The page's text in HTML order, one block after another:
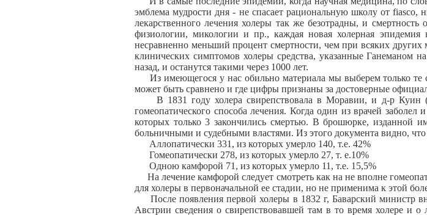
эмблема мудрости дня - не спасает рациональную школу от fiasco,
лекарственного лечения холеры так же безотрадны, и
физиологии, микологии и пр., каждая новая холерная эпидемия
несравненно меньший процент смертности, чем при всяких
клинических симптомов холеры средства, указанные Ганеманом
назад, и останутся такими через 1000 лет.
Из имеющегося у нас обильно материала мы выберем только те
может быть сравнено и где цифры признаны за достоверные
В 1831 году холера свирепствовала в Моравии, и д-р Куин
гомеопатического способа лечения. Когда один из врачей
которых только 3 закончились смертью. В брошюрке, изданной
больничными и судебными властями. Из этого документа видно, что
Аллопатически 331, из которых умерло 140, т.е. 42%
Гомеопатически 278, из которых умерло 27, т. е.10%
Одною камфорой 71, из которых умерло 11, т.е. 15,5%
На лечение камфорой следует смотреть как на не вполне
для холеры в первоначальной ее стадии, но не применима к этой
После появления первой холеры в 1832 г, Баварский министр
Австрии сведения о свирепствовавшей там в то время холере и